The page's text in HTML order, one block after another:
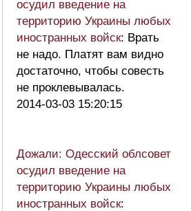
осудил введение на
территорию Украины любых
иностранных войск: Врать
не надо. Платят вам видно
достаточно, чтобы совесть
не проклевывалась.
2014-03-03 15:20:15
Дожали: Одесский облсовет
осудил введение на
территорию Украины любых
иностранных войск: